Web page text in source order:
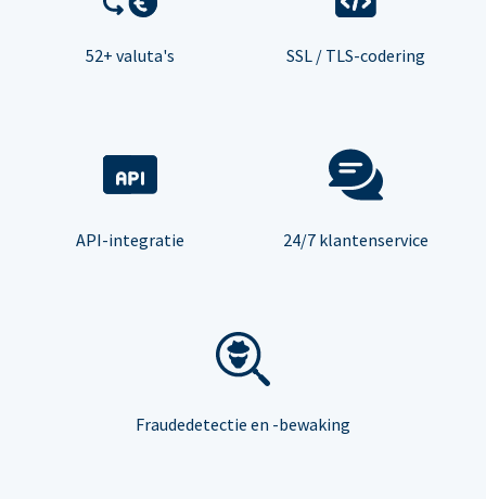
52+ valuta's SSL / TLS-codering
API-integratie 24/7 klantenservice
Fraudedetectie en -bewaking